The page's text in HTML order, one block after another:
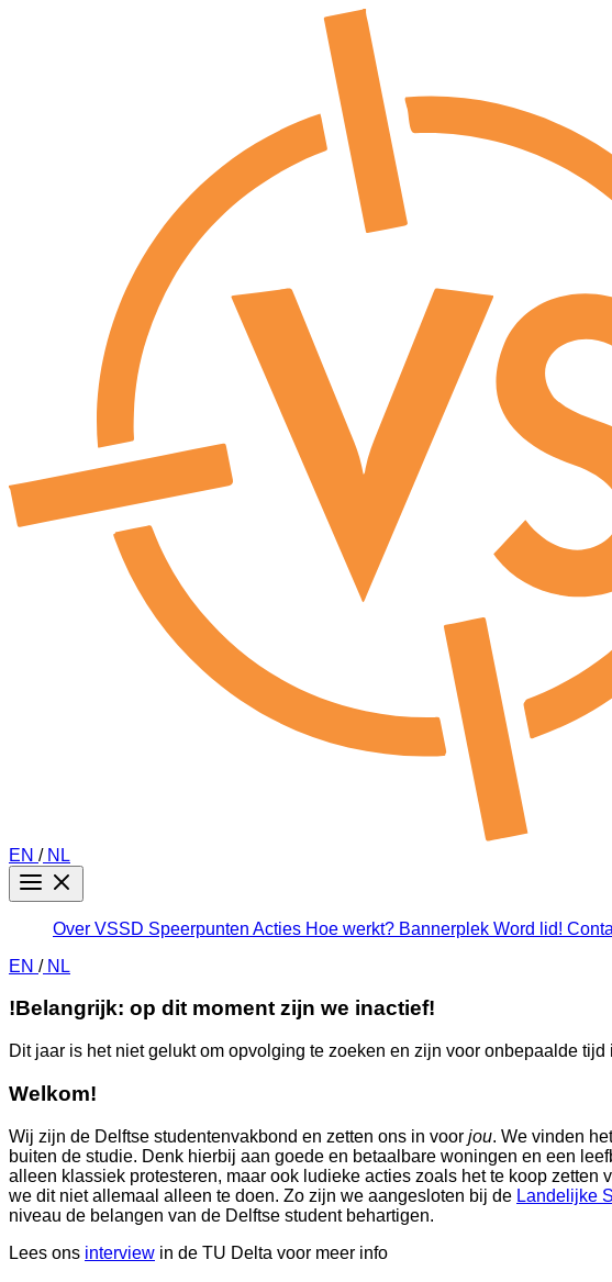
EN /NL
Over VSSD Speerpunten Acties Hoe werkt? Bannerplek Word lid!
EN /NL
!Belangrijk: op dit moment zijn we inactief!
Dit jaar is het niet gelukt om opvolging te zoeken en zijn voor onbepaalde tijd
Welkom!
Wij zijn de Delftse studentenvakbond en zetten ons in voor jou. We vinden
buiten de studie. Denk hierbij aan goede en betaalbare woningen en een
alleen klassiek protesteren, maar ook ludieke acties zoals het te koop
we dit niet allemaal alleen te doen. Zo zijn we aangesloten bij de Landelijke
niveau de belangen van de Delftse student behartigen.
Lees ons interview in de TU Delta voor meer info